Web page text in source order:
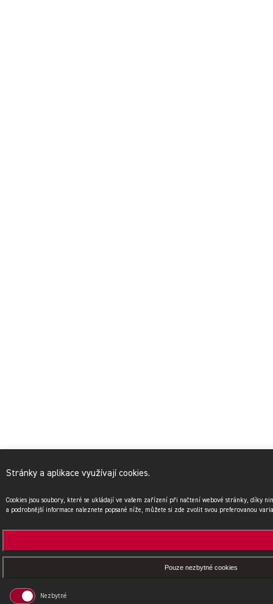
Stránky a aplikace využívají cookies.
Cookies jsou soubory, které se ukládají ve vašem zařízení při načtení webové stránky, díky
a podrobnější informace naleznete popsané níže, můžete si zde zvolit svou preferovanou
Pouze nezbytné cookies
Nezbytné